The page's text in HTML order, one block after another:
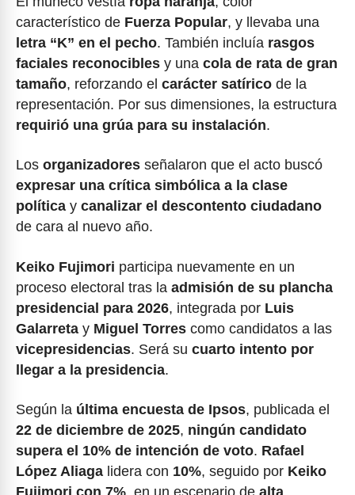
característico de Fuerza Popular, y llevaba una
letra “K” en el pecho. También incluía rasgos
faciales reconocibles y una cola de rata de gran
tamaño, reforzando el carácter satírico de la
representación. Por sus dimensiones, la estructura
requirió una grúa para su instalación.
Los organizadores señalaron que el acto buscó
expresar una crítica simbólica a la clase
política y canalizar el descontento ciudadano
de cara al nuevo año.
Keiko Fujimori participa nuevamente en un
proceso electoral tras la admisión de su plancha
presidencial para 2026, integrada por Luis
Galarreta y Miguel Torres como candidatos a las
vicepresidencias. Será su cuarto intento por
llegar a la presidencia.
Según la última encuesta de Ipsos, publicada el
22 de diciembre de 2025, ningún candidato
supera el 10% de intención de voto. Rafael
López Aliaga lidera con 10%, seguido por Keiko